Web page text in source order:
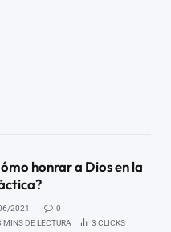
honrar a Dios en la
2021
0
MINS DE LECTURA
3CLICKS